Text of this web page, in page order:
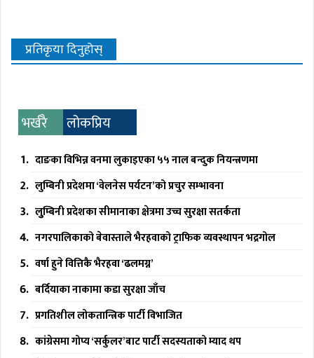
प्रतिकृया दिनुहोस्
भर्खरै लोकप्रिय
दाङका विभिन्न वनमा लुकाइएका ५५ नाल बन्दुक नियन्त्रणमा
लुम्बिनी प्रदेशमा ‘वेलनेस पर्यटन’को प्रचुर सम्भावना
लुुम्बिनी प्रदेशका सीमानाका क्षेत्रमा उच्च सुरक्षा सतर्कता
नगरपालिकाको बेवास्ताले भैरहवाको ट्राफिक व्यवस्थापन भद्रगोल
वर्षा हुने वित्तिकै भैरहवा ‘ढलमग्न’
बर्दियाका नाकामा कडा सुरक्षा जाँच
प्रगतिशील लोकतान्त्रिक पार्टी विभाजित
कांग्रेसमा गोप्य ‘सर्कुलर’बाट पार्टी सदस्यताको म्याद थप